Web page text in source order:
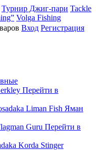
Турнир Джиг-пари Tackle
Volga Fishing
Вход Регистрация
Перейти в
Liman Fish Яман
Guru Перейти в
Korda Stinger